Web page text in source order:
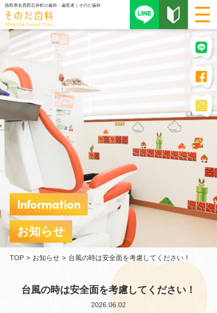
徳島県名西郡石井町の歯科・歯医者｜そのだ歯科
Information
お知らせ
TOP お知らせ 台風の時は安全面を考慮してください！
台風の時は安全面を考慮してください！
2026.06.02